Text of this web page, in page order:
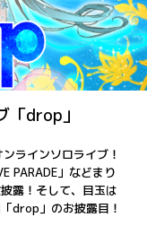
「drop」
ラインソロライブ！
PARADE」などまり
露！そして、目玉は
drop」のお披露目！